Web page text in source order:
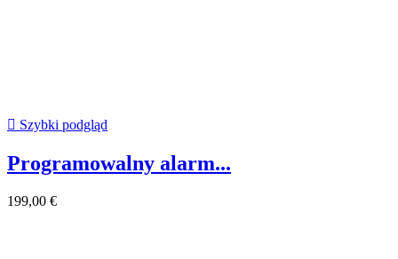
 Szybki podgląd
Programowalny alarm...
199,00 €